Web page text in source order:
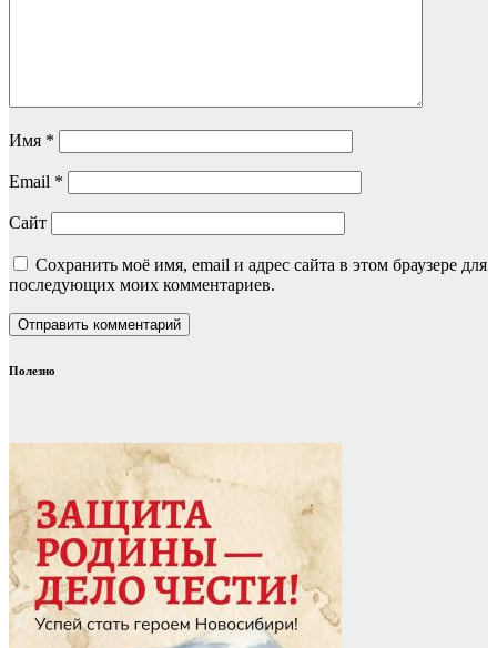
Имя *
Email *
Сайт
Сохранить моё имя, email и адрес сайта в этом браузере для
последующих моих комментариев.
Полезно